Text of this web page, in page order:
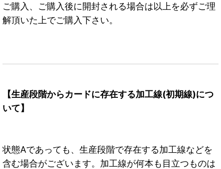
ご購入、ご購入後に開封される場合は以上を必ずご理
解頂いた上でご購入下さい。
【生産段階からカードに存在する加工線(初期線)につ
いて】
状態Aであっても、生産段階で存在する加工線などを
含む場合がございます。加工線が何本も目立つものは